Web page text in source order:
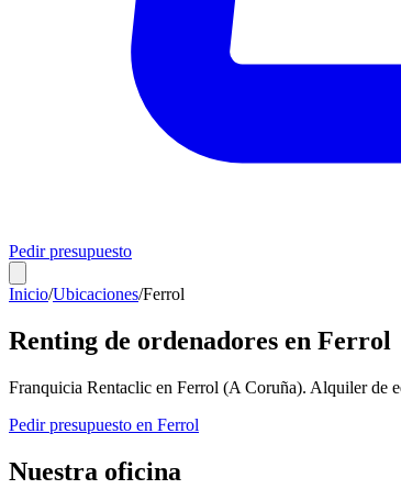
Pedir presupuesto
Inicio/Ubicaciones/Ferrol
Renting de ordenadores en Ferrol
Franquicia Rentaclic en Ferrol (A Coruña). Alquiler de
Pedir presupuesto en Ferrol
Nuestra oficina